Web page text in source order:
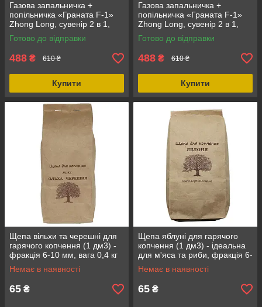
Газова запальничка +
попільничка «Граната F-1»
Zhong Long, сувенір 2 в 1,
турбо-полум’я, подарунок
колекціонеру Бронзовий
Готово до відправки
488 ₴ 610 ₴
Купити
Газова запальничка +
попільничка «Граната F-1»
Zhong Long, сувенір 2 в 1,
турбо-полум’я, подарунок
колекціонеру
Готово до відправки
488 ₴ 610 ₴
Купити
Щепа вільхи та черешні для
гарячого копчення (1 дм3) -
фракція 6-10 мм, вага 0,4 кг
Немає в наявності
65 ₴
Щепа яблуні для гарячого
копчення (1 дм3) - ідеальна
для м'яса та риби, фракція 6-
10 мм, вага 0.4 кг
Немає в наявності
65 ₴